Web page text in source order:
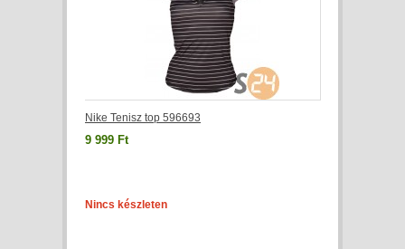
Nike Tenisz top 596693
9 999 Ft
Nincs készleten